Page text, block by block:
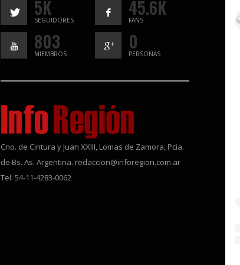
5K
SEGUIDORES
45.6K
FANS
803
MIEMBROS
0
PERSONAS
Cno. de Cintura y Juan XXIII, Lomas de Zamora, Pcia.
de Bs. As. Argentina. redaccion@inforegion.com.ar
Tel: 54-11-4283-0062